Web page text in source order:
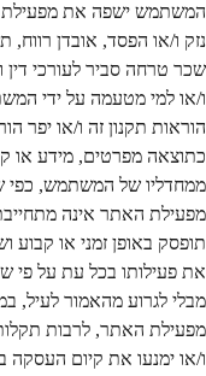
המשתמש ישפה את מפעילת
נזק ו/או הפסד, אובדן
שכר טרחה סביר לעורכי
ו/או למי מטעמה על ידי
הוראות תקנון זה ו/או יפר
כתוצאה מפרטים, מידע או
ממחדליו של המשתמש, כפי
מפעילת האתר אינה
תופסק באופן זמני או
את פעילותו בכל עת על פי
מבלי לגרוע מהאמור לעיל,
מפעילת האתר, לרבות תקלות
ו/או ימנעו את קיום העסקה